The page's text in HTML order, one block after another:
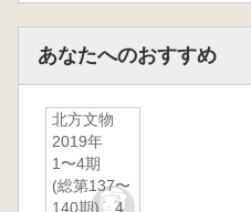
あなたへのおすすめ
北方文物
2019年
1〜4期
(総第137〜
140期) 4